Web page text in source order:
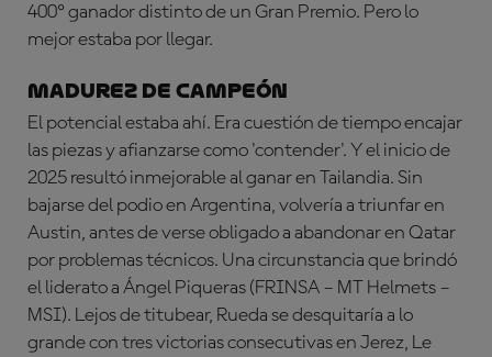
400º ganador distinto de un Gran Premio. Pero lo
mejor estaba por llegar.
MADUREZ DE CAMPEÓN
El potencial estaba ahí. Era cuestión de tiempo encajar
las piezas y afianzarse como 'contender'. Y el inicio de
2025 resultó inmejorable al ganar en Tailandia. Sin
bajarse del podio en Argentina, volvería a triunfar en
Austin, antes de verse obligado a abandonar en Qatar
por problemas técnicos. Una circunstancia que brindó
el liderato a Ángel Piqueras (FRINSA – MT Helmets –
MSI). Lejos de titubear, Rueda se desquitaría a lo
grande con tres victorias consecutivas en Jerez, Le